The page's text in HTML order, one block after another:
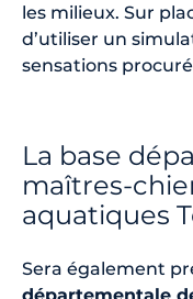
les milieux. Sur
d’utiliser un
sensations
La base
maîtres-
aquatiques
Sera également